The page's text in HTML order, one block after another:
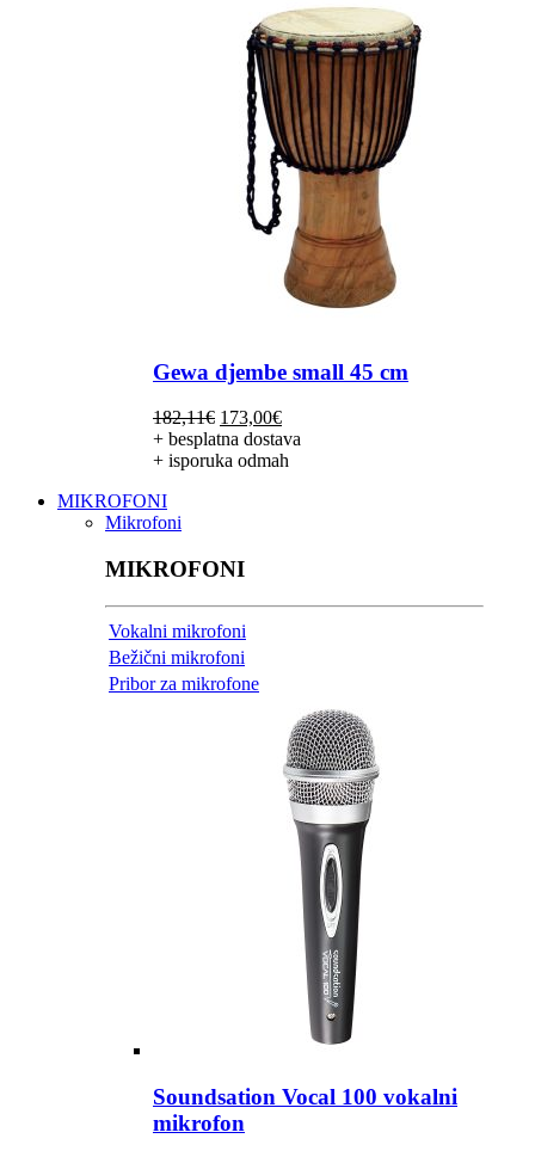
Gewa djembe small 45 cm
182,11€ Izvorna
cijena
bila
173,00€Trenutna
cijena
je:
+ besplatna dostava
+ isporuka odmah
MIKROFONI
Mikrofoni
MIKROFONI
Vokalni mikrofoni
Bežični mikrofoni
Pribor za mikrofone
Soundsation Vocal 100 vokalni
mikrofon